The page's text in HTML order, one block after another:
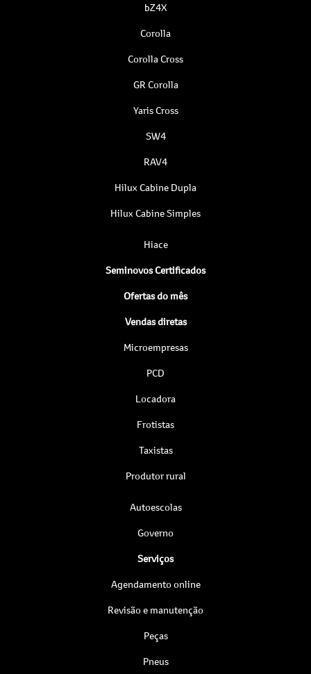
bZ4X
Corolla
Corolla Cross
GR Corolla
Yaris Cross
SW4
RAV4
Hilux Cabine Dupla
Hilux Cabine Simples
Hiace
Seminovos Certificados
Ofertas do mês
Vendas diretas
Microempresas
PCD
Locadora
Frotistas
Taxistas
Produtor rural
Autoescolas
Governo
Serviços
Agendamento online
Revisão e manutenção
Peças
Pneus